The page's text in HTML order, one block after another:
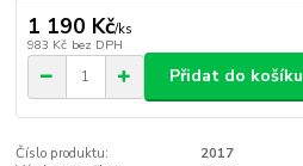
1 190 Kč/ks
983 Kč bez DPH
Přidat do košíku
Číslo produktu:
2017